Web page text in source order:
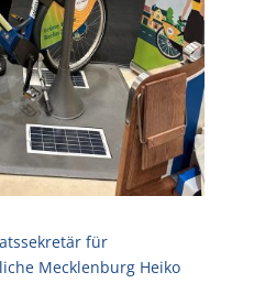
für
Mecklenburg Heiko